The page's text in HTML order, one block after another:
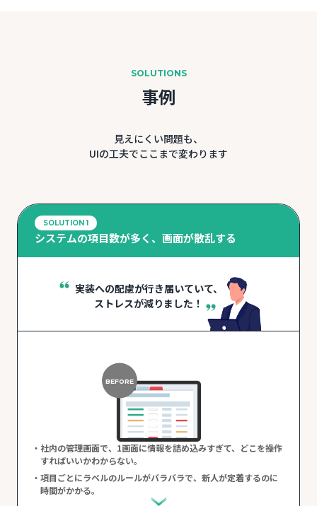
SOLUTIONS
事例
見えにくい問題も、
UIの工夫でここまで変わります
SOLUTION 1
システムの項目数が多く、画面が散乱する
実装への配慮が行き届いていて、
ストレスが減りました！
BEFORE
社内の管理画面で、1画面に情報を詰め込みすぎて、どこを操作
すればいいかわからない。
項目ごとにラベルのルールがバラバラで、新人が定着するのに
時間がかかる。